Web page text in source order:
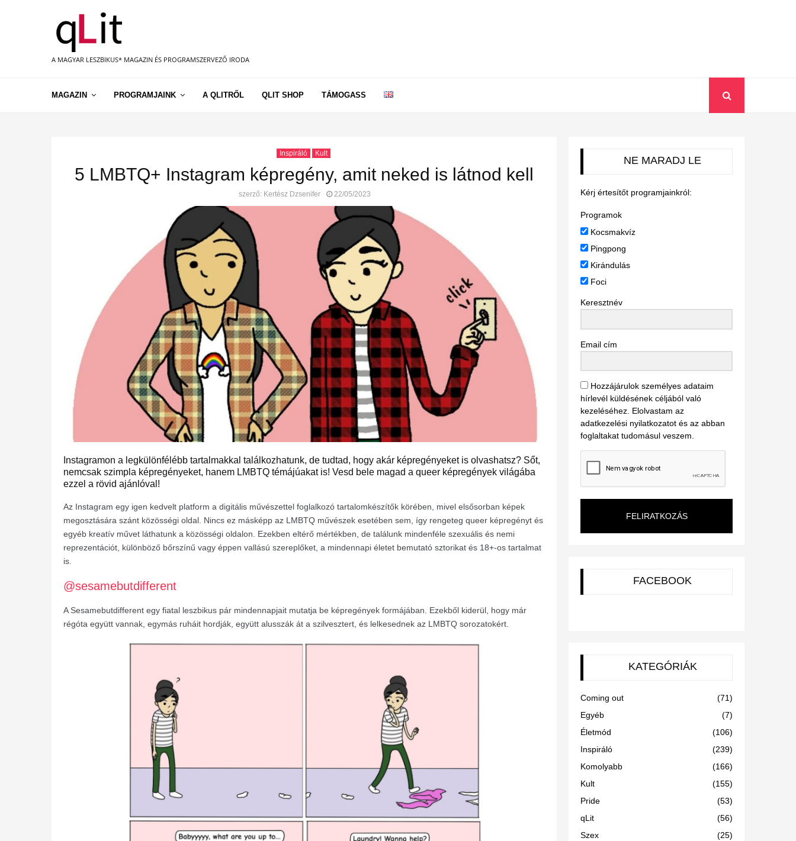
A MAGYAR LESZBIKUS* MAGAZIN ÉS PROGRAMSZERVEZŐ IRODA
MAGAZIN PROGRAMJAINK A QLITRŐL QLIT SHOP TÁMOGASS
Inspiráló Kult
5 LMBTQ+ Instagram képregény, amit neked is látnod kell
szerző: Kertész Dzsenifer 22/05/2023
Instagramon a legkülönfélébb tartalmakkal találkozhatunk, de tudtad, hogy akár képregényeket is olvashatsz? Sőt,
nemcsak szimpla képregényeket, hanem LMBTQ témájúakat is! Vesd bele magad a queer képregények világába
ezzel a rövid ajánlóval!
Az Instagram egy igen kedvelt platform a digitális művészettel foglalkozó tartalomkészítők körében, mivel elsősorban képek
megosztására szánt közösségi oldal. Nincs ez másképp az LMBTQ művészek esetében sem, így rengeteg queer képregényt és
egyéb kreatív művet láthatunk a közösségi oldalon. Ezekben eltérő mértékben, de találunk mindenféle szexuális és nemi
reprezentációt, különböző bőrszínű vagy éppen vallású szereplőket, a mindennapi életet bemutató sztorikat és 18+-os tartalmat
is.
@sesamebutdifferent
A Sesamebutdifferent egy fiatal leszbikus pár mindennapjait mutatja be képregények formájában. Ezekből kiderül, hogy már
régóta együtt vannak, egymás ruháit hordják, együtt alusszák át a szilvesztert, és lelkesednek az LMBTQ sorozatokért.
NE MARADJ LE
Kérj értesítőt programjainkról:
Programok
Kocsmakvíz
Pingpong
Kirándulás
Foci
Keresztnév
Email cím
Hozzájárulok személyes adataim
hírlevél küldésének céljából való
kezeléséhez. Elolvastam az
adatkezelési nyilatkozatot és az abban
foglaltakat tudomásul veszem.
FELIRATKOZÁS
FACEBOOK
KATEGÓRIÁK
Coming out
(71)
Egyéb
(7)
Életmód
(106)
Inspiráló
(239)
Komolyabb
(166)
Kult
(155)
Pride
(53)
qLit
(56)
Szex
(25)